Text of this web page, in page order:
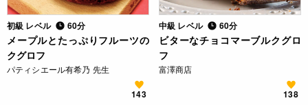
初級 レベル 60分
メープルとたっぷりフルーツの
クグロフ
パティシエール有希乃 先生
143
中級 レベル 60分
ビターなチョコマーブルクグロ
フ
富澤商店
138